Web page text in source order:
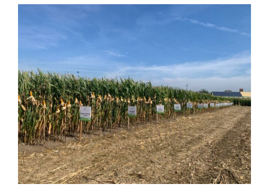
powiedział, że sieje 2 ha cebuli i czy nie poprowadzę...